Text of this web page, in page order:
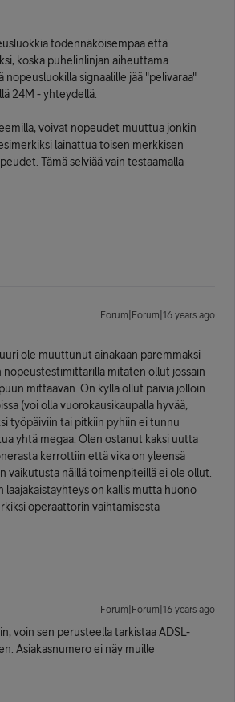
todennäköisempaa että
koska puhelinlinjan aiheuttama
signaalille jää "pelivaraa"
24M - yhteydellä.
voivat nopeudet muuttua jonkin
lainattua toisen merkkisen
Tämä selviää vain testaamalla
Forum|Forum|16 years ago
ole muuttunut ainakaan paremmaksi
nopeustestimittarilla mitaten ollut jossain
mittaavan. On kyllä ollut päiviä jolloin
(voi olla vuorokausikaupalla hyvää,
työpäiviin tai pitkiin pyhiin ei tunnu
yhtä megaa. Olen ostanut kaksi uutta
kerrottiin että vika on yleensä
näillä toimenpiteillä ei ole ollut.
laajakaistayhteys on kallis mutta huono
operaattorin vaihtamisesta
Forum|Forum|16 years ago
voin sen perusteella tarkistaa ADSL-
Asiakasnumero ei näy muille